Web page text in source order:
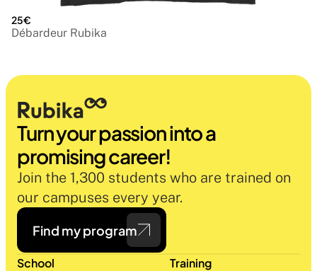
25€
Débardeur Rubika
Turn your passion into a
promising career!
Join the 1,300 students who are trained on
our campuses every year.
Find my program
School Training